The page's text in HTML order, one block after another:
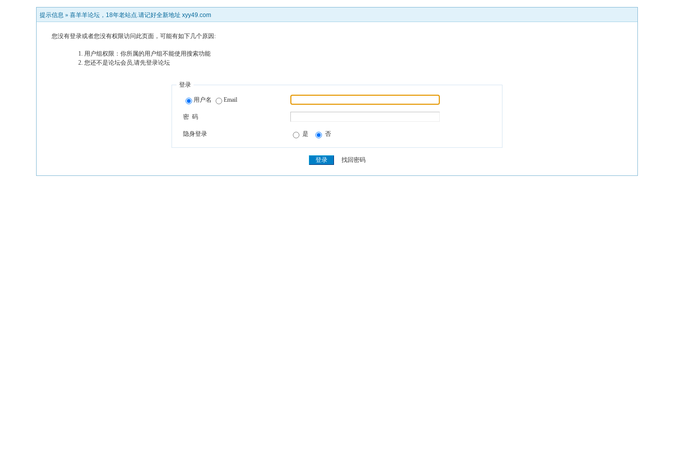
提示信息 » 喜羊羊论坛，18年老站点.请记好全新地址 xyy49.com
您没有登录或者您没有权限访问此页面，可能有如下几个原因:
用户组权限：你所属的用户组不能使用搜索功能
您还不是论坛会员,请先登录论坛
登录
用户名 Email
密 码
隐身登录 是 否
找回密码